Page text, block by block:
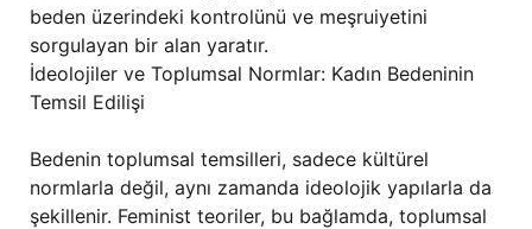
beden üzerindeki kontrolünü ve meşruiyetini
sorgulayan bir alan yaratır.
İdeolojiler ve Toplumsal Normlar: Kadın Bedeninin
Temsil Edilişi
Bedenin toplumsal temsilleri, sadece kültürel
normlarla değil, aynı zamanda ideolojik yapılarla da
şekillenir. Feminist teoriler, bu bağlamda, toplumsal